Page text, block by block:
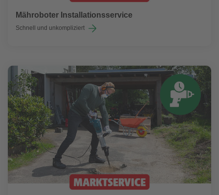
Mähroboter Installationsservice
Schnell und unkompliziert